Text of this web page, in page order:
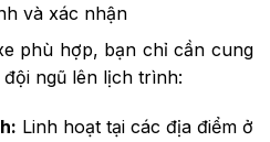
và xác nhận
phù hợp, bạn chỉ cần cung
ngũ lên lịch trình:
Linh hoạt tại các địa điểm ở